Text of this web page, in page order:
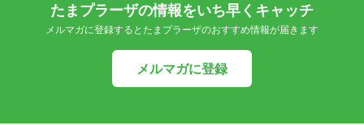
たまプラーザの情報をいち早くキャッチ
メルマガに登録するとたまプラーザのおすすめ情報が届きます
メルマガに登録